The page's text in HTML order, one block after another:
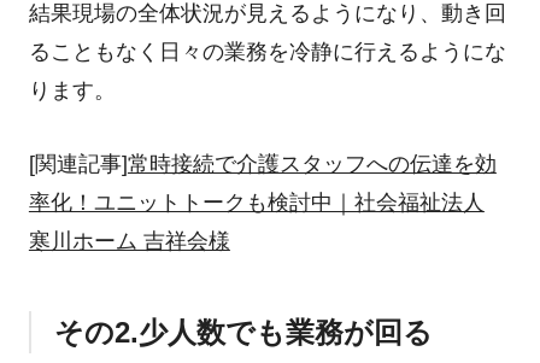
結果現場の全体状況が見えるようになり、動き回
ることもなく日々の業務を冷静に行えるようにな
ります。
[関連記事]常時接続で介護スタッフへの伝達を効
率化！ユニットトークも検討中｜社会福祉法人
寒川ホーム 吉祥会様
その2.少人数でも業務が回る